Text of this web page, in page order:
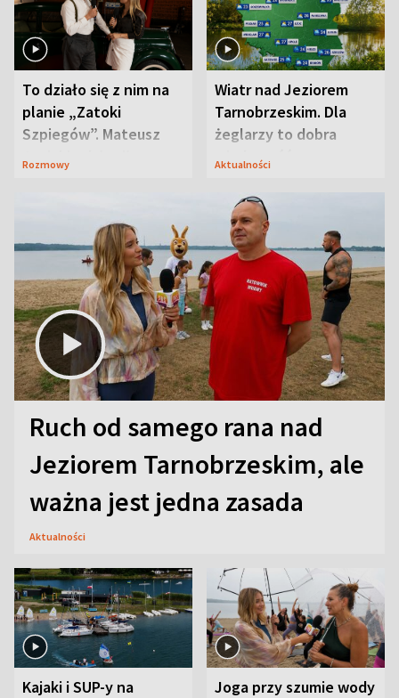
To działo się z nim na
planie „Zatoki
Szpiegów”. Mateusz
Janicki odsłonił
Rozmowy
Wiatr nad Jeziorem
Tarnobrzeskim. Dla
żeglarzy to dobra
wiadomość
Aktualności
Ruch od samego rana nad
Jeziorem Tarnobrzeskim, ale
ważna jest jedna zasada
Aktualności
Kajaki i SUP-y na
Joga przy szumie wody